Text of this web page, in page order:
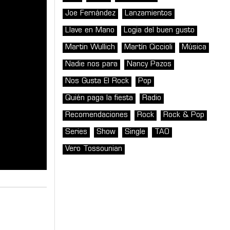
Joe Fernández Lanzamientos
Llave en Mano Logia del buen gusto
Martin Wullich Martín Ciccioli Música
Nadie nos para Nancy Pazos
Nos Gusta El Rock Pop
Quién paga la fiesta Radio
Recomendaciones Rock Rock & Pop
Series Show Single TAO
Vero Tossounian